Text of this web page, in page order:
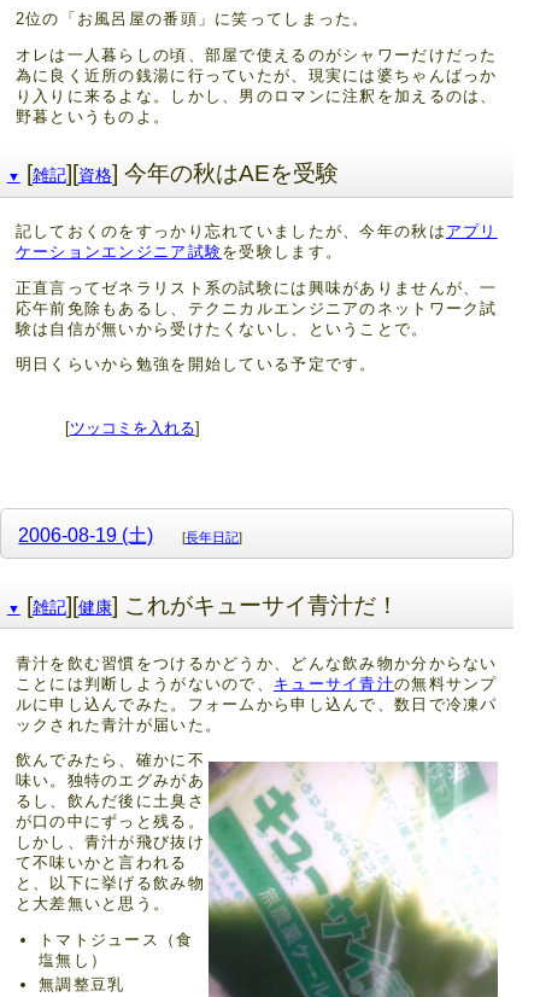
2位の「お風呂屋の番頭」に笑ってしまった。
オレは一人暮らしの頃、部屋で使えるのがシャワーだけだった
為に良く近所の銭湯に行っていたが、現実には婆ちゃんばっか
り入りに来るよな。しかし、男のロマンに注釈を加えるのは、
野暮というものよ。
▼ [雑記][資格] 今年の秋はAEを受験
記しておくのをすっかり忘れていましたが、今年の秋は アプリ
ケーションエンジニア試験を受験します。
正直言ってゼネラリスト系の試験には興味がありませんが、一
応午前免除もあるし、テクニカルエンジニアのネットワーク試
験は自信が無いから受けたくないし、ということで。
明日くらいから勉強を開始している予定です。
[ツッコミを入れる]
2006-08-19 (土) [長年日記]
▼ [雑記][健康] これがキューサイ青汁だ！
青汁を飲む習慣をつけるかどうか、どんな飲み物か分からない
ことには判断しようがないので、 キューサイ青汁の無料サンプ
ルに申し込んでみた。フォームから申し込んで、数日で冷凍パ
ックされた青汁が届いた。
飲んでみたら、確かに不
味い。独特のエグみがあ
るし、飲んだ後に土臭さ
が口の中にずっと残る。
しかし、青汁が飛び抜け
て不味いかと言われる
と、以下に挙げる飲み物
と大差無いと思う。
トマトジュース（食
塩無し）
無調整豆乳